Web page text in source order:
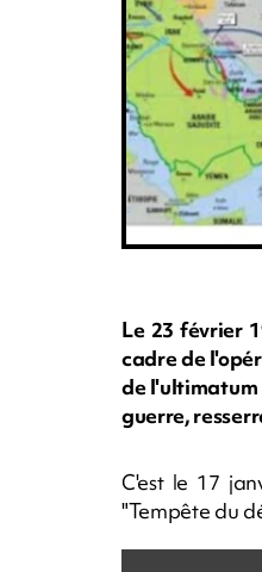
Le 23 février
cadre de
de l'ultimatum
guerre,
C'est le 17
"Tempête du